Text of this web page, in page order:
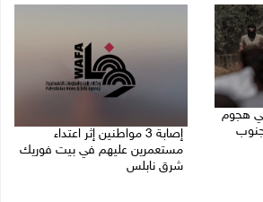
هجوم
جنوب
إصابة 3 مواطنين إثر اعتداء
مستعمرين عليهم في بيت فوريك
شرق نابلس